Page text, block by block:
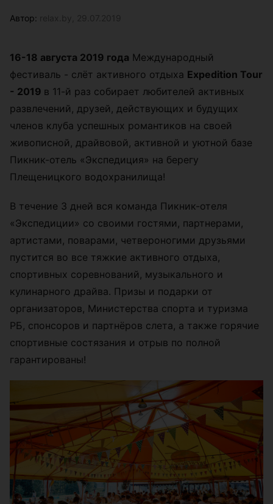
Автор:
16-18 августа 2019 года Международный
фестиваль - слёт активного отдыха Expedition Tour
- 2019 в 11-й раз собирает любителей активных
развлечений, друзей, действующих и будущих
членов клуба успешных романтиков на своей
живописной, драйвовой, активной и уютной базе
Пикник-отель «Экспедиция» на берегу
Плещеницкого водохранилища!
В течение 3 дней вся команда Пикник-отеля
«Экспедиции» со своими гостями, партнерами,
артистами, поварами, четвероногими друзьями
пустится во все тяжкие активного отдыха,
спортивных соревнований, музыкального и
кулинарного драйва. Призы и подарки от
организаторов, Министерства спорта и туризма
РБ, спонсоров и партнёров слета, а также горячие
спортивные состязания и отрыв по полной
гарантированы!